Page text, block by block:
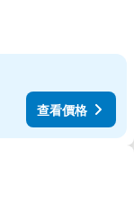
查看價格